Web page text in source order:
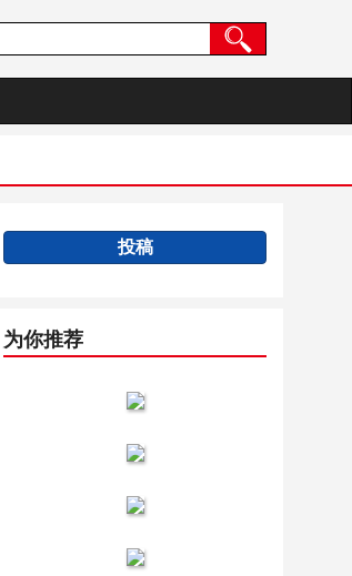
投稿
为你推荐